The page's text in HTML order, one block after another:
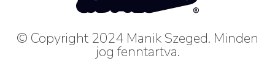
© Copyright 2024 Manik Szeged. Minden
jog fenntartva.